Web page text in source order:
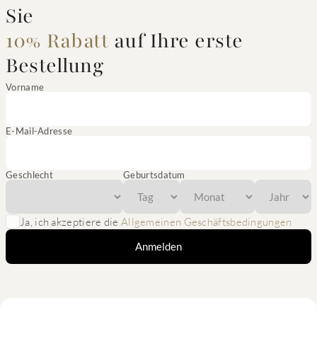
Sie
10% Rabatt auf Ihre erste
Bestellung
Vorname
E-Mail-Adresse
Geschlecht Geburtsdatum
Ja, ich akzeptiere die Allgemeinen Geschäftsbedingungen
Anmelden